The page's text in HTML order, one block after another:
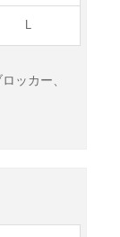
L
ッカー、